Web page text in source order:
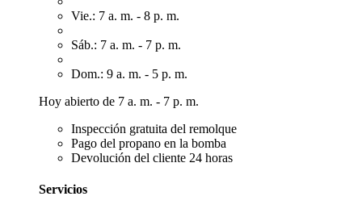
Vie.: 7 a. m. - 8 p. m.
Sáb.: 7 a. m. - 7 p. m.
Dom.: 9 a. m. - 5 p. m.
Hoy abierto de 7 a. m. - 7 p. m.
Inspección gratuita del remolque
Pago del propano en la bomba
Devolución del cliente 24 horas
Servicios